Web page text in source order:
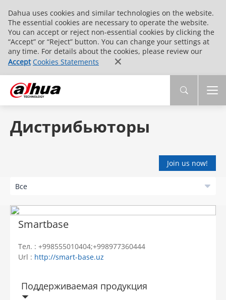
Dahua uses cookies and similar technologies on the website.
The essential cookies are necessary to operate the website.
You can accept or reject non-essential cookies by clicking the
“Accept” or “Reject” button. You can change your settings at
any time. For details about the cookies, please review our
Accept Cookies Statements
Дистрибьюторы
Join us now!
Smartbase
Тел. : +998555010404;+998977360444
Url : http://smart-base.uz
Поддерживаемая продукция